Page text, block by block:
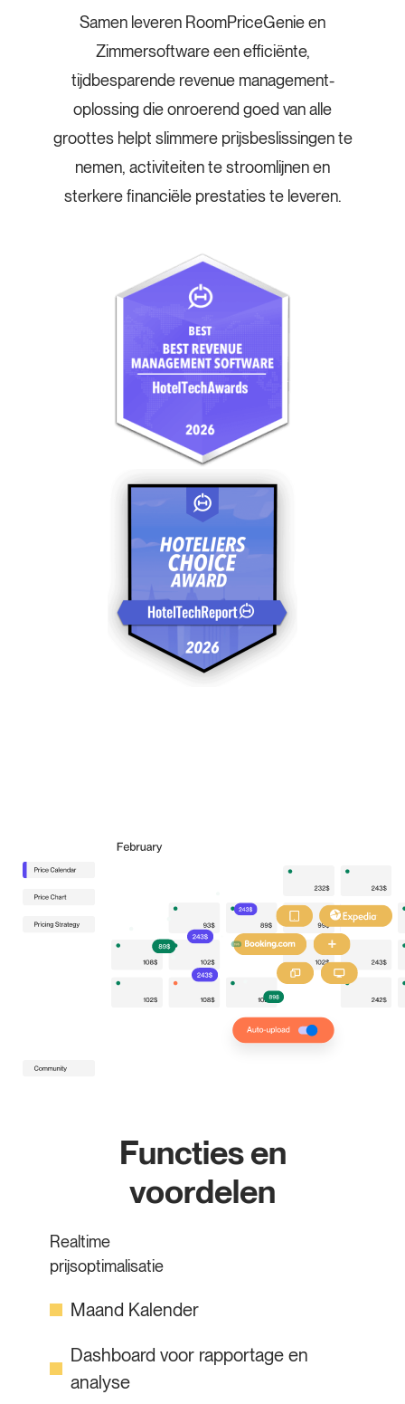
Samen leveren RoomPriceGenie en
Zimmersoftware een efficiënte,
tijdbesparende revenue management-
oplossing die onroerend goed van alle
groottes helpt slimmere prijsbeslissingen te
nemen, activiteiten te stroomlijnen en
sterkere financiële prestaties te leveren.
Functies en
voordelen
Realtime
prijsoptimalisatie
Maand Kalender
Dashboard voor rapportage en
analyse